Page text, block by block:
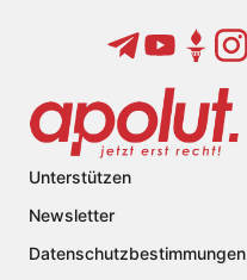
Unterstützen
Newsletter
Datenschutzbestimmungen